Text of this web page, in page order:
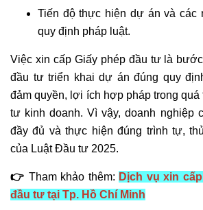
DOANH
NGHIỆP
TƯ
VẤN
GIẢI
QUYẾT
TRANH
CHẤP
NỘI
BỘ
Tiến độ thực hiện dự án và các
quy định pháp luật.
Việc xin cấp Giấy phép đầu tư là
đầu tư triển khai dự án đúng quy
đảm quyền, lợi ích hợp pháp trong quá
tư kinh doanh. Vì vậy, doanh nghiệp
đầy đủ và thực hiện đúng trình tự,
của Luật Đầu tư 2025.
👉 Tham khảo thêm: Dịch vụ xin
đầu tư tại Tp. Hồ Chí Minh